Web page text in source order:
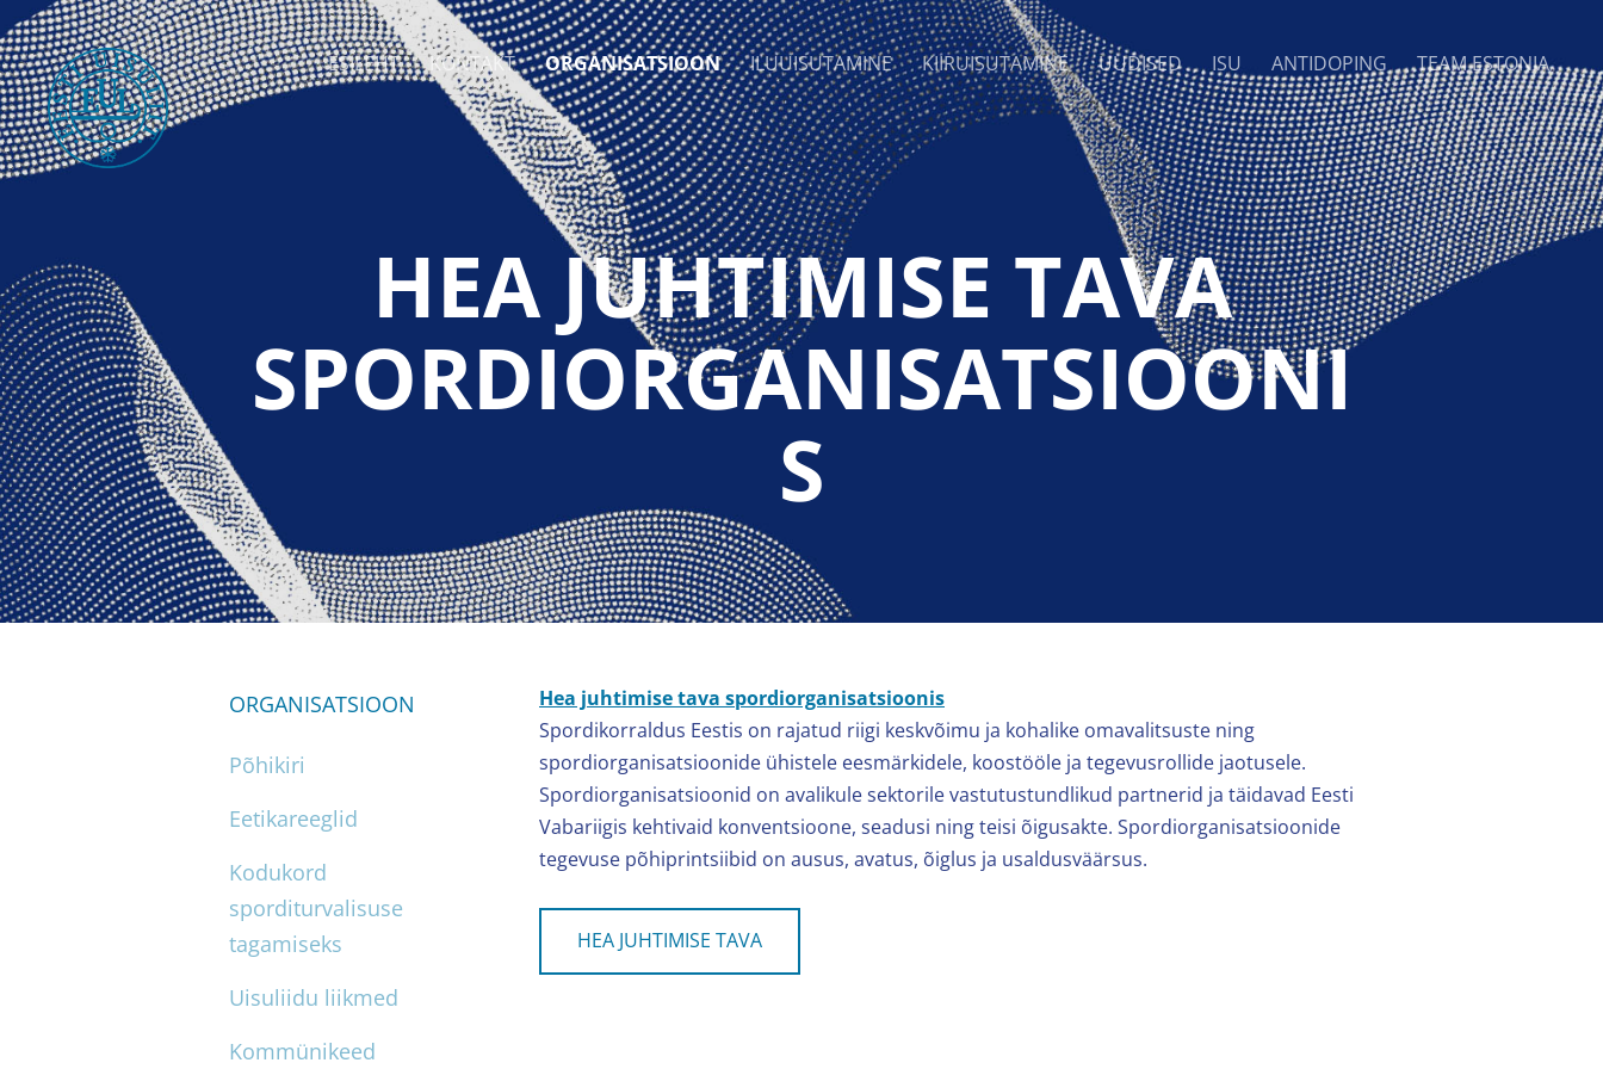
ESILEHT KONTAKT ORGANISATSIOON ILUUISUTAMINE KIIRUISUTAMINE UUDISED ISU ANTIDOPING TEAM ESTONIA
HEA JUHTIMISE TAVA
SPORDIORGANISATSIOONI
S
ORGANISATSIOON
Põhikiri
Eetikareeglid
Kodukord
sporditurvalisuse
tagamiseks
Uisuliidu liikmed
Kommünikeed
Hea juhtimise tava spordiorganisatsioonis
Spordikorraldus Eestis on rajatud riigi keskvõimu ja kohalike omavalitsuste ning
spordiorganisatsioonide ühistele eesmärkidele, koostööle ja tegevusrollide jaotusele.
Spordiorganisatsioonid on avalikule sektorile vastutustundlikud partnerid ja täidavad Eesti
Vabariigis kehtivaid konventsioone, seadusi ning teisi õigusakte. Spordiorganisatsioonide
tegevuse põhiprintsiibid on ausus, avatus, õiglus ja usaldusväärsus.
HEA JUHTIMISE TAVA